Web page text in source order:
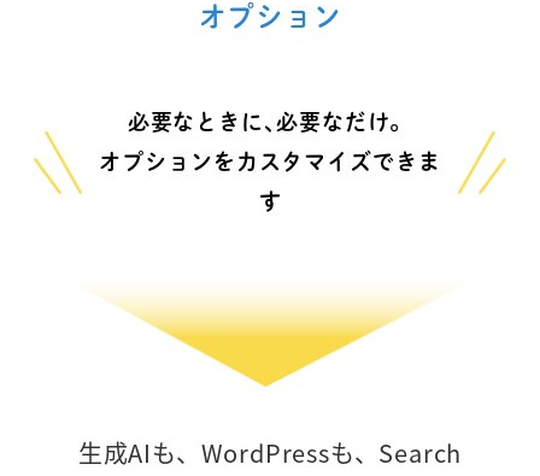
オプション
必要なときに､必要なだけ。
オプションをカスタマイズできま
す
生成AIも、WordPressも、Search